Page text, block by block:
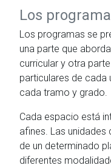
Los
Los programas se
una parte que
curricular y otra
particulares de cada
cada tramo y grado.
Cada espacio está
afines. Las unidades
de un determinado
diferentes